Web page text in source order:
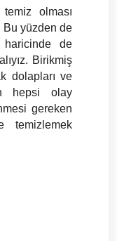
olması
Bu yüzden de
haricinde de
Birikmiş
dolapları ve
hepsi olay
gereken
temizlemek